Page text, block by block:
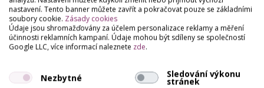
nastavení. Tento banner můžete zavřít a pokračovat pouze se základními
soubory cookie. Zásady cookies
Údaje jsou shromažďovány za účelem personalizace reklamy a měření
účinnosti reklamních kampaní. Údaje mohou být sdíleny se společností
Google LLC, více informací naleznete zde.
Nezbytné Sledování výkonu
stránek